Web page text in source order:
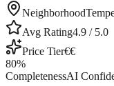
Neighborhood
Avg Rating4.9 / 5.0
Price Tier€€
80%
CompletenessAI